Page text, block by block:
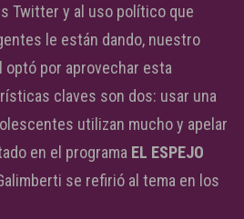
Twitter y al uso político que
le están dando, nuestro
optó por aprovechar esta
claves son dos: usar una
utilizan mucho y apelar
en el programa EL ESPEJO
se refirió al tema en los